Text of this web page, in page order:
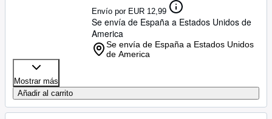
Envío por EUR 12,99
Se envía de España a Estados Unidos de
America
Se envía de España a Estados Unidos
de America
Mostrar más
Añadir al carrito